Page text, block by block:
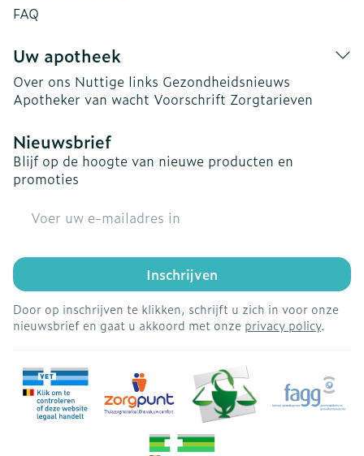
FAQ
Uw apotheek
Over ons Nuttige links Gezondheidsnieuws
Apotheker van wacht Voorschrift Zorgtarieven
Nieuwsbrief
Blijf op de hoogte van nieuwe producten en
promoties
Inschrijven
Door op inschrijven te klikken, schrijft u zich in voor onze
nieuwsbrief en gaat u akkoord met onze privacy policy.